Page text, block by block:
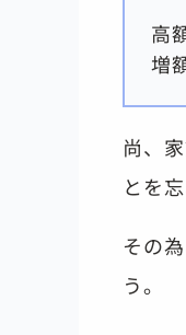
高
増
尚、
とを
その
う。